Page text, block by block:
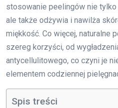
stosowanie peelingów nie tylko
ale także odżywia i nawilża
miękkość. Co więcej, naturalne
szereg korzyści, od
antycellulitowego, co czyni je
elementem codziennej
Spis treści